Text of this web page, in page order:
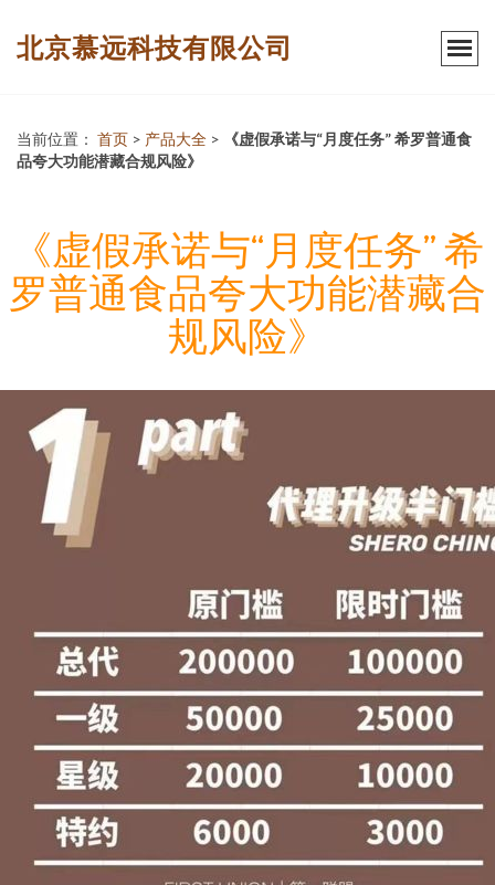
北京慕远科技有限公司
当前位置： 首页 > 产品大全 >
《虚假承诺与“月度任务” 希罗普通食
品夸大功能潜藏合规风险》
《虚假承诺与“月度任务” 希
罗普通食品夸大功能潜藏合
规风险》